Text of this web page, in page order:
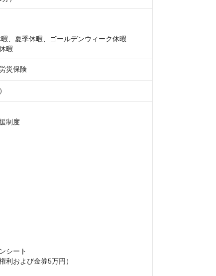
、夏季休暇、ゴールデンウィーク休暇
暇
災保険
制度
シート
利および金券5万円）